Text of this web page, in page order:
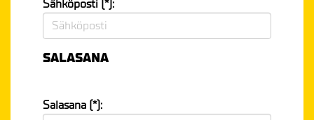
Sähköposti (*):
SALASANA
Salasana (*):